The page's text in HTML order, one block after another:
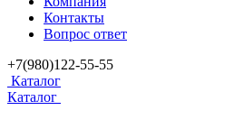
Контакты
Вопрос ответ
+7(980)122-55-55
Каталог
Каталог